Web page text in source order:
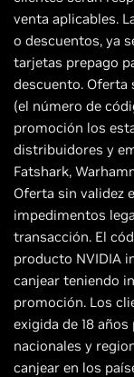
venta aplicables.
o descuentos, ya
tarjetas prepago
descuento. Oferta
(el número de
promoción los
distribuidores y
Fatshark,
Oferta sin validez
impedimentos
transacción. El
producto NVIDIA
canjear teniendo
promoción. Los
exigida de 18
nacionales y
canjear en los